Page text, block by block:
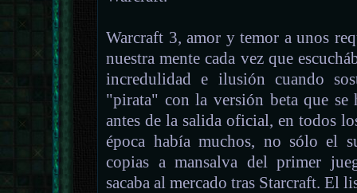
Warcraft 3, amor y temor a unos
nuestra mente cada vez que
incredulidad e ilusión cuando
"pirata" con la versión beta que se
antes de la salida oficial, en todos
época había muchos, no sólo el
copias a mansalva del primer
sacaba al mercado tras Starcraft. El